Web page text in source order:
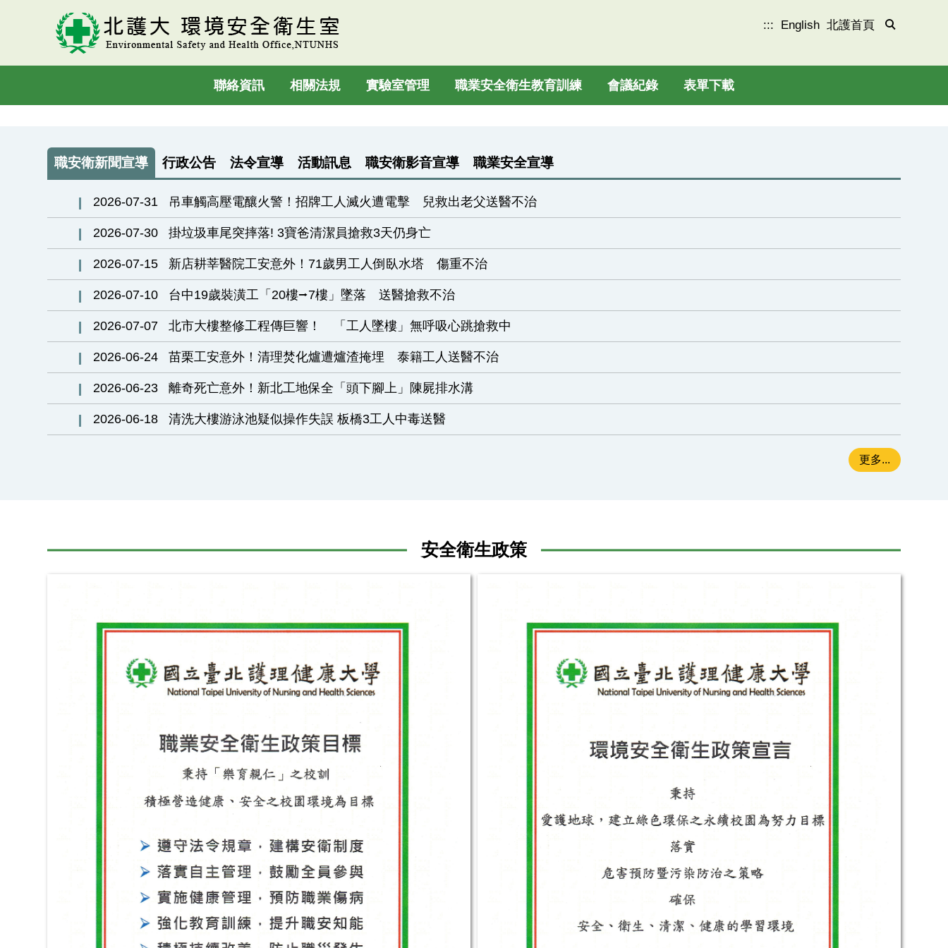
要
容
聯絡資訊 相關法規 實驗室管理 職業安全衛生教育訓練 會議紀錄 表單下載
::: English 北護首頁
職安衛新聞宣導 行政公告 法令宣導 活動訊息 職安衛影音宣導 職業安全宣導
2026-07-31 吊車觸高壓電釀火警！招牌工人滅火遭電擊 兒救出老父送醫不治
2026-07-30 掛垃圾車尾突摔落! 3寶爸清潔員搶救3天仍身亡
2026-07-15 新店耕莘醫院工安意外！71歲男工人倒臥水塔 傷重不治
2026-07-10 台中19歲裝潢工「20樓⭢7樓」墜落 送醫搶救不治
2026-07-07 北市大樓整修工程傳巨響！ 「工人墜樓」無呼吸心跳搶救中
2026-06-24 苗栗工安意外！清理焚化爐遭爐渣掩埋 泰籍工人送醫不治
2026-06-23 離奇死亡意外！新北工地保全「頭下腳上」陳屍排水溝
2026-06-18 清洗大樓游泳池疑似操作失誤 板橋3工人中毒送醫
更多...
安全衛生政策